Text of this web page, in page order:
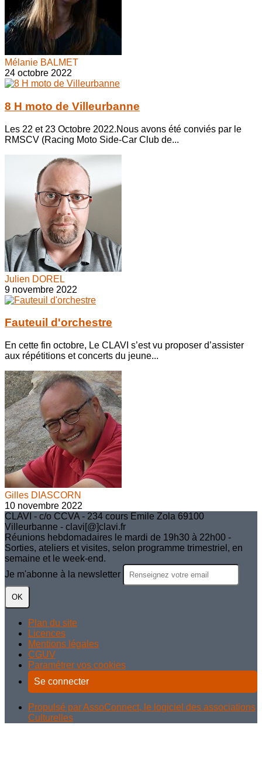
Mélanie BALMET
24 octobre 2022
8 H moto de Villeurbanne
Les 22 et 23 Octobre 2022.Nous avons été conviés par le
RMSCV (Racing Moto Side-Car Club de...
Julien DOREL
9 novembre 2022
Fauteuil d'orchestre
En cette fin octobre, Le CLAVI s’est vu proposer d’assister
aux répétitions et concerts du jeune...
Gilles DIASCORN
10 novembre 2022
CLAVI - c/o CCVA - 234 cours Emile Zola 69100
Villeurbanne - clavi[@]clavi.fr
Réunions hebdomadaires le mardi de 19h30 à 22h00 -
Sorties, ateliers et visites, selon programme trimestriel, en
semaine et le week-end.
Je m'abonne à la newsletter
OK
Plan du site
Licences
Mentions légales
CGUV
Paramétrer vos cookies
Se connecter
Propulsé par AssoConnect, le logiciel des associations
Culturelles